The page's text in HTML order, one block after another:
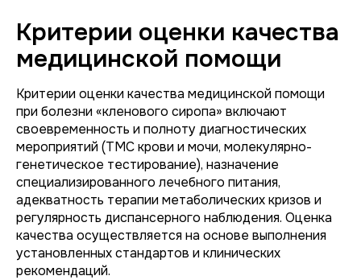
Критерии оценки качества
медицинской помощи
Критерии оценки качества медицинской помощи
при болезни «кленового сиропа» включают
своевременность и полноту диагностических
мероприятий (ТМС крови и мочи, молекулярно-
генетическое тестирование), назначение
специализированного лечебного питания,
адекватность терапии метаболических кризов и
регулярность диспансерного наблюдения. Оценка
качества осуществляется на основе выполнения
установленных стандартов и клинических
рекомендаций.